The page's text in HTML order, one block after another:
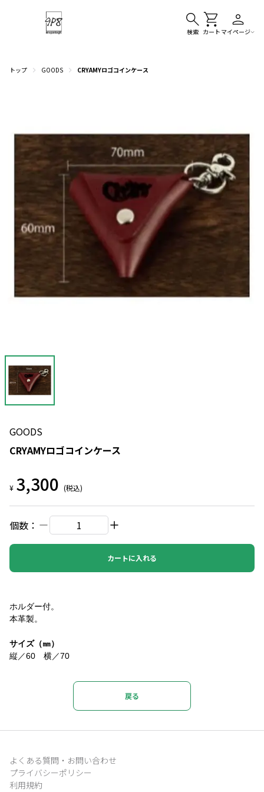
検索 カート マイページ
トップ GOODS CRYAMYロゴコインケース
GOODS
CRYAMYロゴコインケース
¥ 3,300 (税込)
個数：
カートに入れる
ホルダー付。
本革製。
サイズ（㎜）
縦／60 横／70
戻る
よくある質問・お問い合わせ
プライバシーポリシー
利用規約